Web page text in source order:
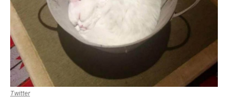
Twitter